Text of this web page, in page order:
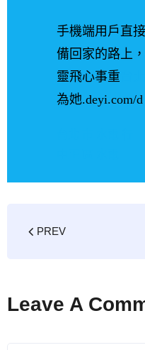
手機端用戶直
備回家的路上
靈飛心事重
為她.deyi.com/d
PREV
Leave A